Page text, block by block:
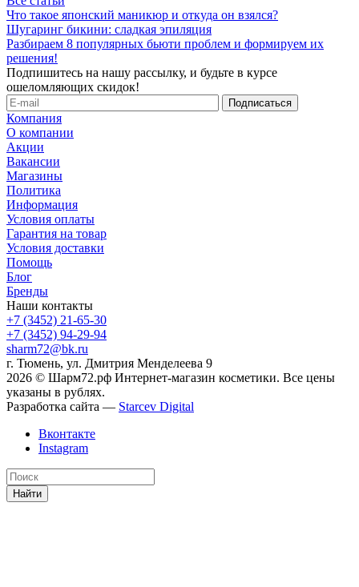
Что такое японский маникюр и откуда он взялся?
Шугаринг бикини: сладкая эпиляция
Разбираем 8 популярных бьюти проблем и формируем их
решения!
Подпишитесь на нашу рассылку, и будьте в курсе
ошеломляющих скидок!
Компания
О компании
Акции
Вакансии
Магазины
Политика
Информация
Условия оплаты
Гарантия на товар
Условия доставки
Помощь
Блог
Бренды
Наши контакты
+7 (3452) 21-65-30
+7 (3452) 94-29-94
sharm72@bk.ru
г. Тюмень, ул. Дмитрия Менделеева 9
2026 © Шарм72.рф Интернет-магазин косметики. Все цены
указаны в рублях.
Разработка сайта — Starcev Digital
Вконтакте
Instagram
Найти